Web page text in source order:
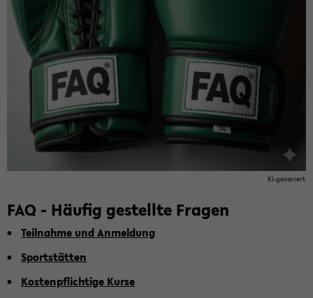
KI-​generiert
FAQ - Häu­fig ge­stell­te Fra­gen
Teil­nah­me und An­mel­dung
Sport­stät­ten
Kos­ten­pflich­ti­ge Kurse